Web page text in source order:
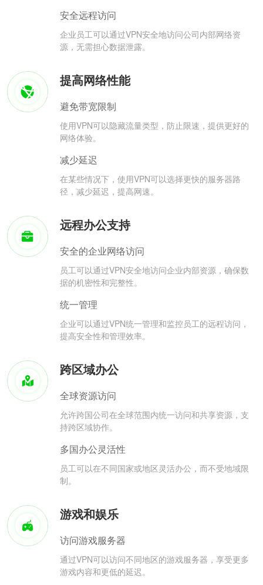
安全远程访问
企业员工可以通过VPN安全地访问公司内部网络资
源，无需担心数据泄露。
提高网络性能
避免带宽限制
使用VPN可以隐藏流量类型，防止限速，提供更好的
网络体验。
减少延迟
在某些情况下，使用VPN可以选择更快的服务器路
径，减少延迟，提高网速。
远程办公支持
安全的企业网络访问
员工可以通过VPN安全地访问企业内部资源，确保数
据的机密性和完整性。
统一管理
企业可以通过VPN统一管理和监控员工的远程访问，
提高安全性和管理效率。
跨区域办公
全球资源访问
允许跨国公司在全球范围内统一访问和共享资源，支
持跨区域协作。
多国办公灵活性
员工可以在不同国家或地区灵活办公，而不受地域限
制。
游戏和娱乐
访问游戏服务器
通过VPN可以访问不同地区的游戏服务器，享受更多
游戏内容和更低的延迟。